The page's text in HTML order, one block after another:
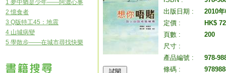
1 夢中猶是少年——阿濃心事
2 憶食者
3 Q版特工45：地震
4 山城病變
5 學散步——在城市尋找快樂
出版日期 :
2010
定價 :
HK$
頁數 :
200
尺寸 :
產品編號 :
978-
條碼 :